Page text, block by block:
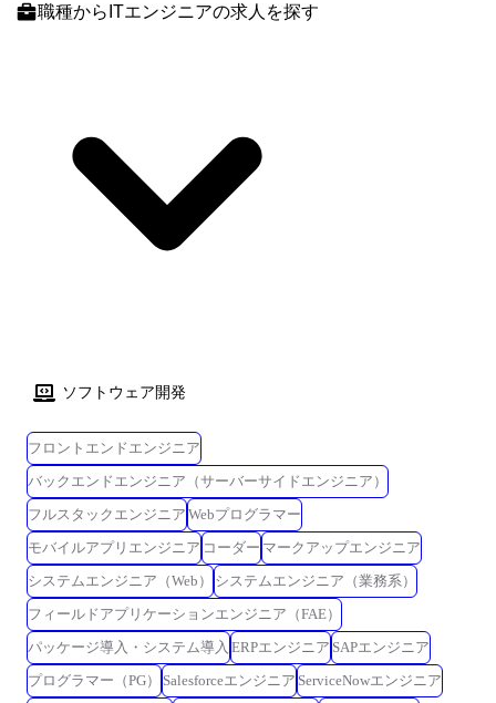
職種からITエンジニアの求人を探す
ソフトウェア開発
フロントエンドエンジニア
バックエンドエンジニア（サーバーサイドエンジニア）
フルスタックエンジニア Webプログラマー
モバイルアプリエンジニア コーダー マークアップエンジニア
システムエンジニア（Web）
システムエンジニア（業務系）
フィールドアプリケーションエンジニア（FAE）
パッケージ導入・システム導入 ERPエンジニア SAPエンジニア
プログラマー（PG）
Salesforceエンジニア ServiceNowエンジニア